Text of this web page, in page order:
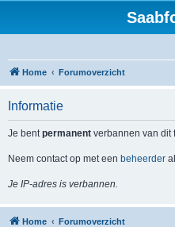
Home Forumoverzicht
Informatie
Je bentpermanent verbannen van dit
Neem contact op met een beheerder
Je IP-adres is verbannen.
Home Forumoverzicht